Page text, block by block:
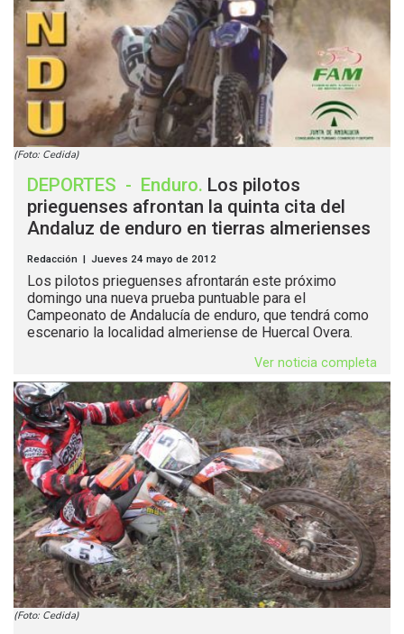
(Foto: Cedida)
DEPORTES - Enduro. Los pilotos
prieguenses afrontan la quinta cita del
Andaluz de enduro en tierras almerienses
Redacción | Jueves 24 mayo de 2012
Los pilotos prieguenses afrontarán este próximo
domingo una nueva prueba puntuable para el
Campeonato de Andalucía de enduro, que tendrá como
escenario la localidad almeriense de Huercal Overa.
Ver noticia completa
(Foto: Cedida)